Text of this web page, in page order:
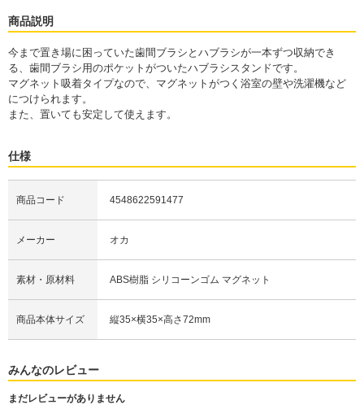
商品説明
今まで置き場に困っていた歯間ブラシとハブラシが一本ずつ収納でき
る、歯間ブラシ用のポケットがついたハブラシスタンドです。
マグネット吸着タイプなので、マグネットがつく浴室の壁や洗濯機など
につけられます。
また、置いても安定して使えます。
仕様
商品コード 4548622591477
メーカー オカ
素材・原材料 ABS樹脂 シリコーンゴム マグネット
商品本体サイズ 縦35×横35×高さ72mm
みんなのレビュー
まだレビューがありません